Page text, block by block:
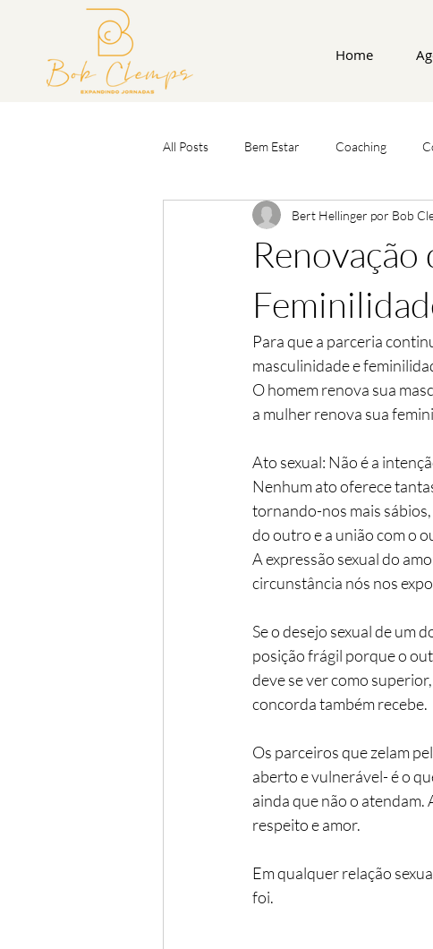
Home
All Posts Bem Estar Coaching
Bert Hellinger por Bob
Para que a parceria
masculinidade e
O homem renova sua
a mulher renova sua
Ato sexual: Não é a
Nenhum ato oferece
tornando-nos mais
do outro e a união com o
A expressão sexual do
circunstância nós nos
Se o desejo sexual de um
posição frágil porque o
deve se ver como
concorda também recebe.
Os parceiros que zelam
aberto e vulnerável- é o
ainda que não o atendam.
respeito e amor.
Em qualquer relação
foi.